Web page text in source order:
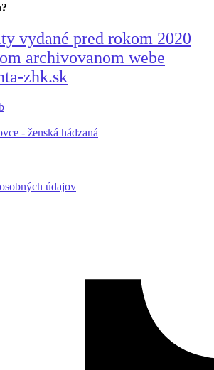
vydané pred rokom 2020
archivovanom webe
zhk.sk
údajov